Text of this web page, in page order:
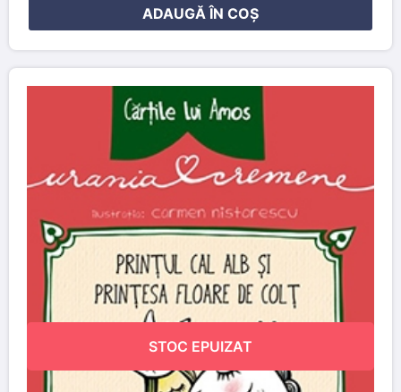
ADAUGĂ ÎN COȘ
STOC EPUIZAT